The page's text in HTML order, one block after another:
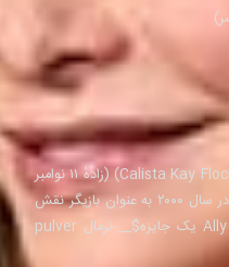
کالیستا کی فلکهارت (به انگلیسی: Calista Kay Flockhart) (زادهٔ ۱۱ نوامبر
۱۹۶۴) یک هنرپیشهٔ آمریکایی است. او در سال ۲۰۰۰ به عنوان بازیگر نقش
اول زن سریال درام و کمدی Ally McBeal یک جایزه$__ نرمال pulver